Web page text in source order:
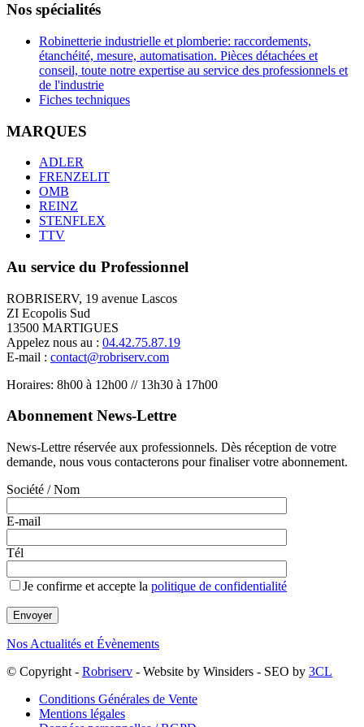
Nos spécialités
Robinetterie industrielle et plomberie: raccordements,
étanchéité, mesure, automatisation. Pièces détachées et
conseil, toute notre expertise au service des professionnels et
de l'industrie
Fiches techniques
MARQUES
ADLER
FRENZELIT
OMB
REINZ
STENFLEX
TTV
Au service du Professionnel
ROBRISERV, 19 avenue Lascos
ZI Ecopolis Sud
13500 MARTIGUES
Appelez nous au : 04.42.75.87.19
E-mail : contact@robriserv.com
Horaires: 8h00 à 12h00 // 13h30 à 17h00
Abonnement News-Lettre
News-Lettre réservée aux professionnels. Dès réception de votre
demande, nous vous contacterons pour finaliser votre abonnement.
Société / Nom
E-mail
Tél
Je confirme et accepte la politique de confidentialité
Nos Actualités et Évènements
© Copyright - Robriserv - Website by Winsiders - SEO by 3CL
Conditions Générales de Vente
Mentions légales